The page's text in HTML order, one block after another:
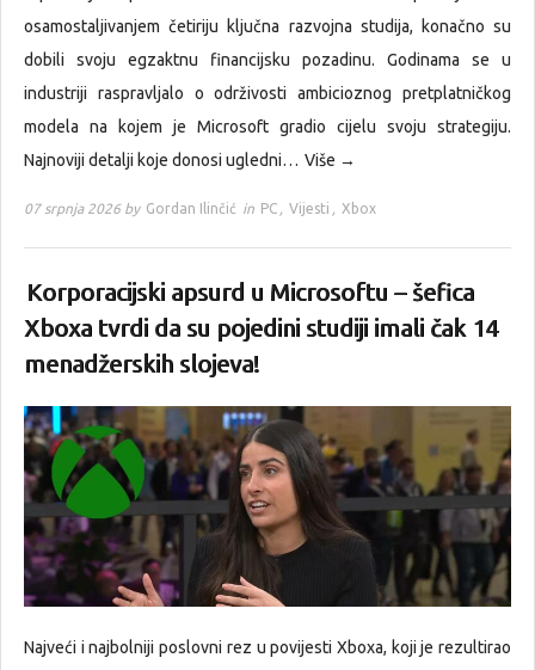
osamostaljivanjem četiriju ključna razvojna studija, konačno su
dobili svoju egzaktnu financijsku pozadinu. Godinama se u
industriji raspravljalo o održivosti ambicioznog pretplatničkog
modela na kojem je Microsoft gradio cijelu svoju strategiju.
Najnoviji detalji koje donosi ugledni… Više →
07 srpnja 2026 by Gordan Ilinčić in PC , Vijesti , Xbox
Korporacijski apsurd u Microsoftu – šefica
Xboxa tvrdi da su pojedini studiji imali čak 14
menadžerskih slojeva!
Najveći i najbolniji poslovni rez u povijesti Xboxa, koji je rezultirao